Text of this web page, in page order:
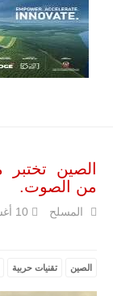
من الصوت.
المسلح 10 أغسطس 2018
الصين تقنيات حربية